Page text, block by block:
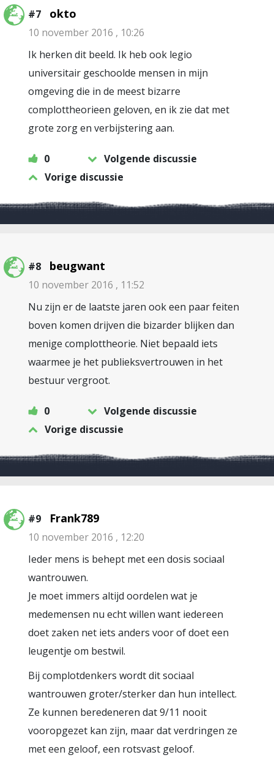
#7 okto
10 november 2016 , 10:26
Ik herken dit beeld. Ik heb ook legio
universitair geschoolde mensen in mijn
omgeving die in de meest bizarre
complottheorieen geloven, en ik zie dat met
grote zorg en verbijstering aan.
0
Volgende discussie
Vorige discussie
#8 beugwant
10 november 2016 , 11:52
Nu zijn er de laatste jaren ook een paar feiten
boven komen drijven die bizarder blijken dan
menige complottheorie. Niet bepaald iets
waarmee je het publieksvertrouwen in het
bestuur vergroot.
0
Volgende discussie
Vorige discussie
#9 Frank789
10 november 2016 , 12:20
Ieder mens is behept met een dosis sociaal
wantrouwen.
Je moet immers altijd oordelen wat je
medemensen nu echt willen want iedereen
doet zaken net iets anders voor of doet een
leugentje om bestwil.
Bij complotdenkers wordt dit sociaal
wantrouwen groter/sterker dan hun intellect.
Ze kunnen beredeneren dat 9/11 nooit
vooropgezet kan zijn, maar dat verdringen ze
met een geloof, een rotsvast geloof.